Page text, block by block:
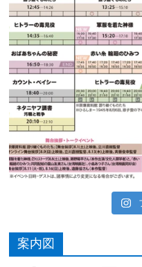
案内図